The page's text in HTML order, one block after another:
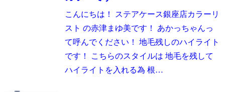
こんにちは！ ステアケース銀座店カラーリ
スト の赤津まゆ美です！ あかっちゃんっ
て呼んでください！ 地毛残しのハイライト
です！ こちらのスタイルは 地毛を残して
ハイライトを入れる為 根…